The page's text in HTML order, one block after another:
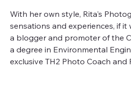
With her own style, Rita's
sensations and experiences, if
a blogger and promoter of the
a degree in Environmental
exclusive TH2 Photo Coach and